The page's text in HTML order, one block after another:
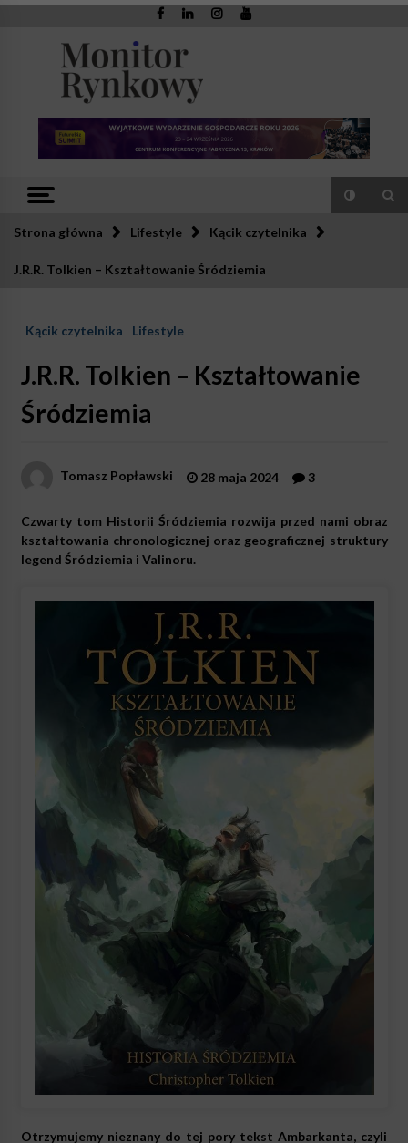
Skip
Monitor
Rynkowy
Strona główna Lifestyle Kącik czytelnika
J.R.R. Tolkien – Kształtowanie Śródziemia
Kącik czytelnika Lifestyle
J.R.R. Tolkien – Kształtowanie
Śródziemia
Tomasz Popławski 28 maja 2024 3
Czwarty tom Historii Śródziemia rozwija przed nami obraz
kształtowania chronologicznej oraz geograficznej struktury
legend Śródziemia i Valinoru.
Otrzymujemy nieznany do tej pory tekst Ambarkanta, czyli